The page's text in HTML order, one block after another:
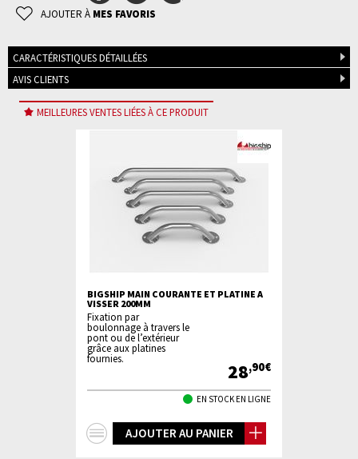
AJOUTER À MES FAVORIS
CARACTÉRISTIQUES DÉTAILLÉES
AVIS CLIENTS
MEILLEURES VENTES LIÉES À CE PRODUIT
BIGSHIP MAIN COURANTE ET PLATINE A
VISSER 200MM
Fixation par
boulonnage à travers le
pont ou de l’extérieur
grâce aux platines
fournies.
28,90€
EN STOCK EN LIGNE
AJOUTER AU PANIER